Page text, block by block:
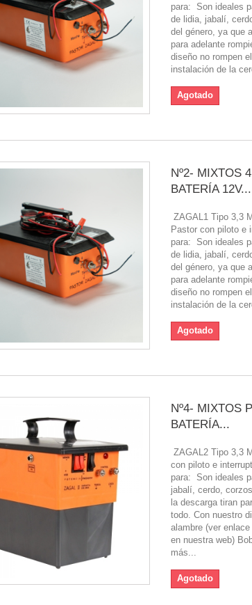
para: Son ideales
de lidia, jabalí,
del género, ya que
para adelante
diseño no rompen
instalación de la
Agotado
Nº2- MIXTOS
BATERÍA
ZAGAL1 Tipo 3,3
Pastor con piloto e
para: Son ideales
de lidia, jabalí,
del género, ya que
para adelante
diseño no rompen
instalación de la
Agotado
Nº4- MIXTOS
BATERÍA...
ZAGAL2 Tipo 3,3
con piloto e
para: Son ideales
jabalí, cerdo,
la descarga tiran
todo. Con nuestro
alambre (ver
en nuestra web)
más...
Agotado